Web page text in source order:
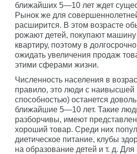
ближайших 5—10 лет ждет
Рынок же для
расширится. В этом возрасте
рожают детей, покупают
квартиру, поэтому в
ожидать увеличения продаж
этими сферами жизни.
Численность населения в
правило, это люди с наивысшей
способностью) останется
ближайшие 5—10 лет. Такие
разборчивы, имеют
хороший товар. Среди них
диетическое питание, клубы
на образование детей и т. д.